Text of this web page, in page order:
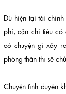
Dù hiện tại tài
phí, cần chi tiêu có
có chuyện gì xảy
phòng thân thì sẽ
Chuyện tình duyên